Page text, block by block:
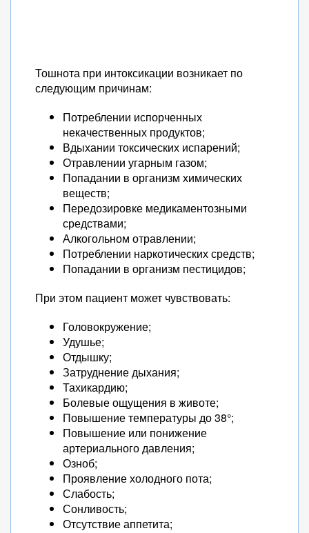
Тошнота при интоксикации возникает по
следующим причинам:
Потреблении испорченных
некачественных продуктов;
Вдыхании токсических испарений;
Отравлении угарным газом;
Попадании в организм химических
веществ;
Передозировке медикаментозными
средствами;
Алкогольном отравлении;
Потреблении наркотических средств;
Попадании в организм пестицидов;
При этом пациент может чувствовать:
Головокружение;
Удушье;
Отдышку;
Затруднение дыхания;
Тахикардию;
Болевые ощущения в животе;
Повышение температуры до 38°;
Повышение или понижение
артериального давления;
Озноб;
Проявление холодного пота;
Слабость;
Сонливость;
Отсутствие аппетита;